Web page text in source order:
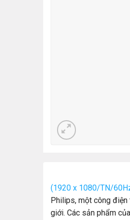
(1920 x 1080/TN/
Philips, một công
giới. Các sản phẩm